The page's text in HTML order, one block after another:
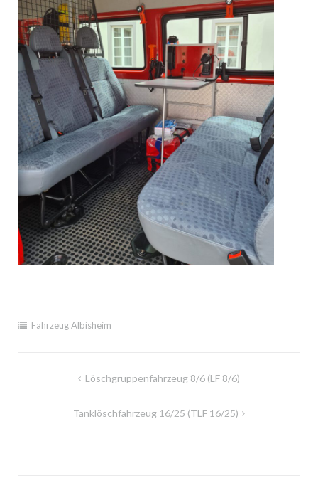
Fahrzeug Albisheim
Beitragsnavigation
Löschgruppenfahrzeug 8/6 (LF 8/6)
Tanklöschfahrzeug 16/25 (TLF 16/25)